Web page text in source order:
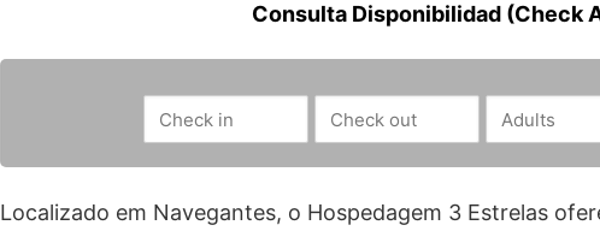
Consulta Disponibilidad (Check
Localizado em Navegantes, o Hospedagem 3 Estrelas